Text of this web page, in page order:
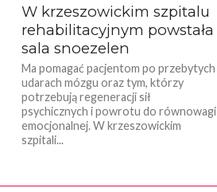
W krzeszowickim szpitalu
rehabilitacyjnym powstała
sala snoezelen
Ma pomagać pacjentom po przebytych
udarach mózgu oraz tym, którzy
potrzebują regeneracji sił
psychicznych i powrotu do równowagi
emocjonalnej. W krzeszowickim
szpitali...